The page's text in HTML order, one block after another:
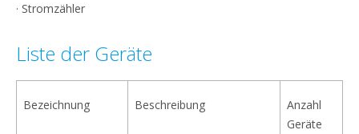
· Stromzähler
Liste der Geräte
Bezeichnung Beschreibung
Anzahl
Geräte